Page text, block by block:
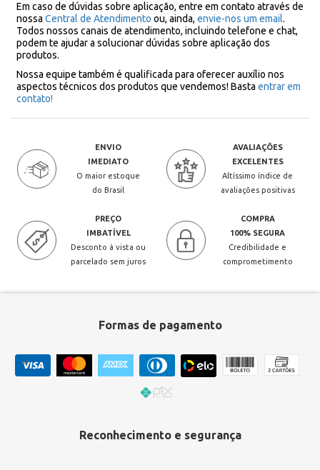
Em caso de dúvidas sobre aplicação, entre em contato através de
nossa Central de Atendimento ou, ainda, envie-nos um email.
Todos nossos canais de atendimento, incluindo telefone e chat,
podem te ajudar a solucionar dúvidas sobre aplicação dos
produtos.
Nossa equipe também é qualificada para oferecer auxílio nos
aspectos técnicos dos produtos que vendemos! Basta entrar em
contato!
ENVIO
IMEDIATO
O maior estoque
do Brasil
AVALIAÇÕES
EXCELENTES
Altíssimo índice de
avaliações positivas
PREÇO
IMBATÍVEL
Desconto à vista ou
parcelado sem juros
COMPRA
100% SEGURA
Credibilidade e
comprometimento
Formas de pagamento
Reconhecimento e segurança